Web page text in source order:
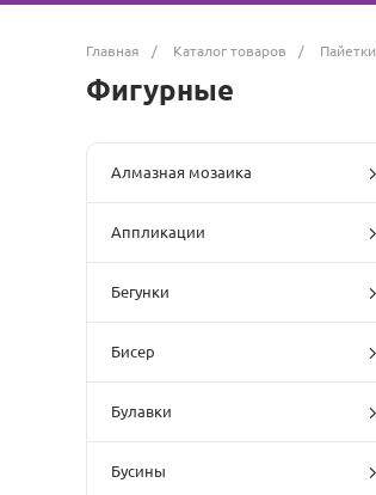
Главная / Каталог товаров / Пайетки
Фигурные
Алмазная мозаика
Аппликации
Бегунки
Бисер
Булавки
Бусины